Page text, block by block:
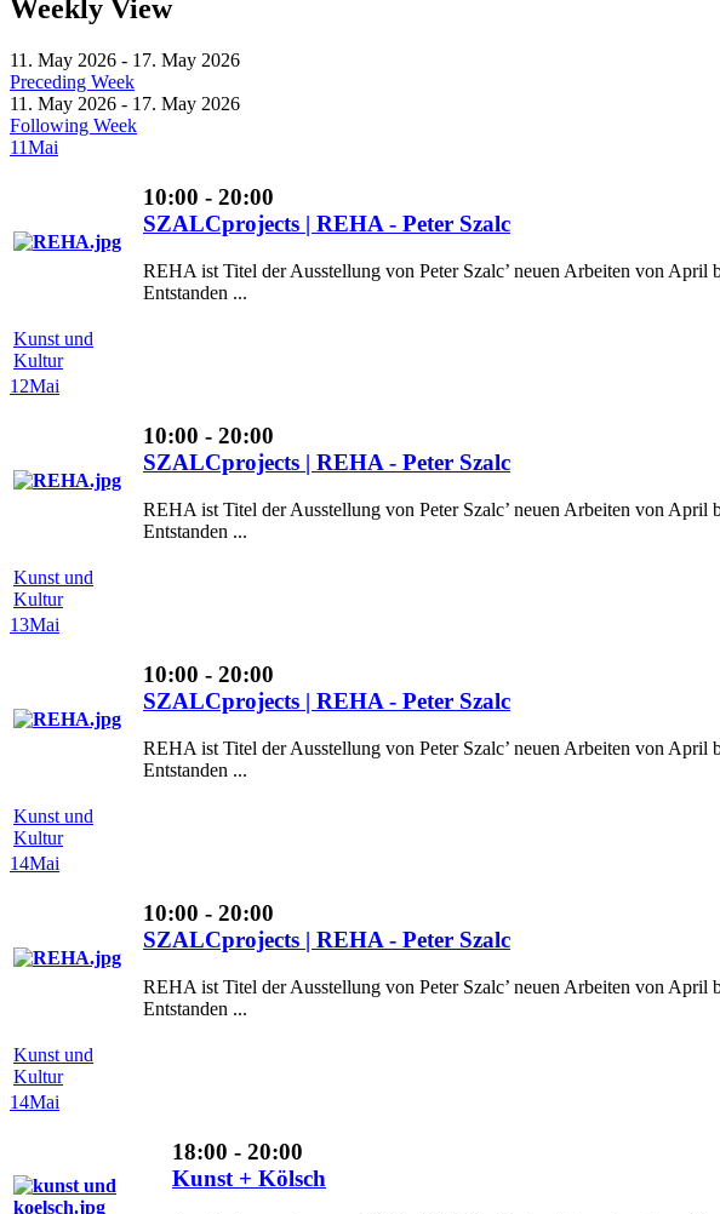
Weekly View
11. May 2026 - 17. May 2026
Preceding Week
11. May 2026 - 17. May 2026
Following Week
11Mai
10:00 - 20:00
SZALCprojects | REHA - Peter Szalc
REHA ist Titel der Ausstellung von Peter Szalc’ neuen Arbeiten von
Entstanden ...
Kunst und
Kultur
12Mai
10:00 - 20:00
SZALCprojects | REHA - Peter Szalc
REHA ist Titel der Ausstellung von Peter Szalc’ neuen Arbeiten von
Entstanden ...
Kunst und
Kultur
13Mai
10:00 - 20:00
SZALCprojects | REHA - Peter Szalc
REHA ist Titel der Ausstellung von Peter Szalc’ neuen Arbeiten von
Entstanden ...
Kunst und
Kultur
14Mai
10:00 - 20:00
SZALCprojects | REHA - Peter Szalc
REHA ist Titel der Ausstellung von Peter Szalc’ neuen Arbeiten von
Entstanden ...
Kunst und
Kultur
14Mai
18:00 - 20:00
Kunst + Kölsch